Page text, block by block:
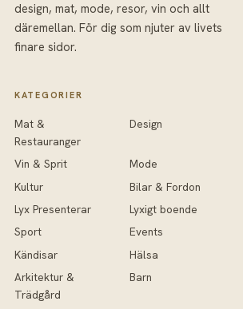
design, mat, mode, resor, vin och allt
däremellan. För dig som njuter av livets
finare sidor.
KATEGORIER
Mat &
Restauranger
Design
Vin & Sprit Mode
Kultur
Bilar & Fordon
Lyx Presenterar
Lyxigt boende
Sport
Events
Kändisar
Hälsa
Arkitektur &
Trädgård
Barn